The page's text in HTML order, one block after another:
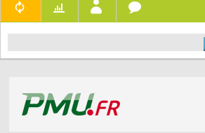
LES BUTEURS
LES 32 ÉQUIPES
LES STADES